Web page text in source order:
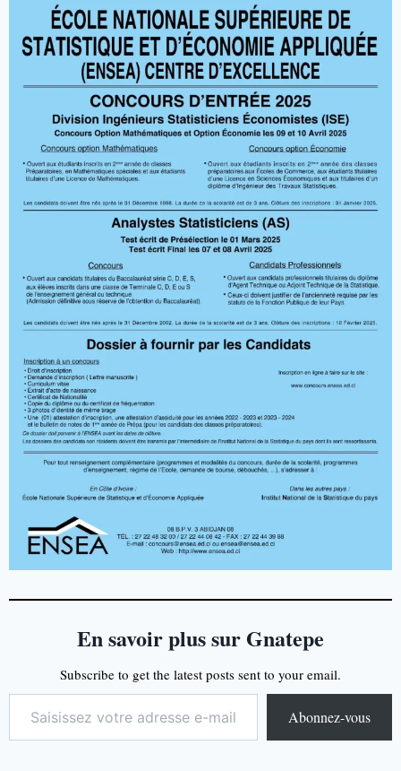
En savoir plus sur Gnatepe
Subscribe to get the latest posts sent to your email.
Abonnez-vous